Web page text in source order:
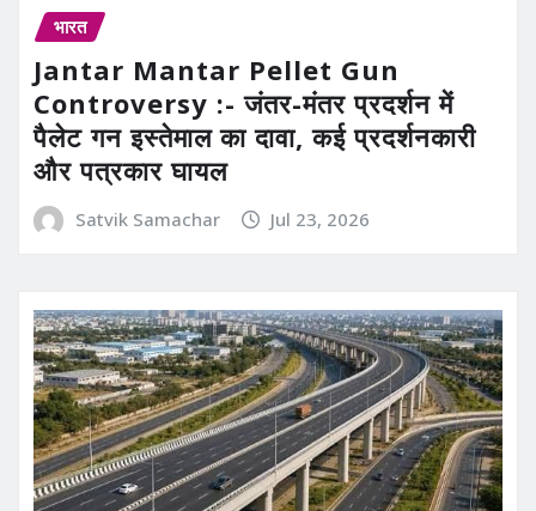
भारत
Jantar Mantar Pellet Gun
Controversy :- जंतर-मंतर प्रदर्शन में
पैलेट गन इस्तेमाल का दावा, कई प्रदर्शनकारी
और पत्रकार घायल
Satvik Samachar Jul 23, 2026